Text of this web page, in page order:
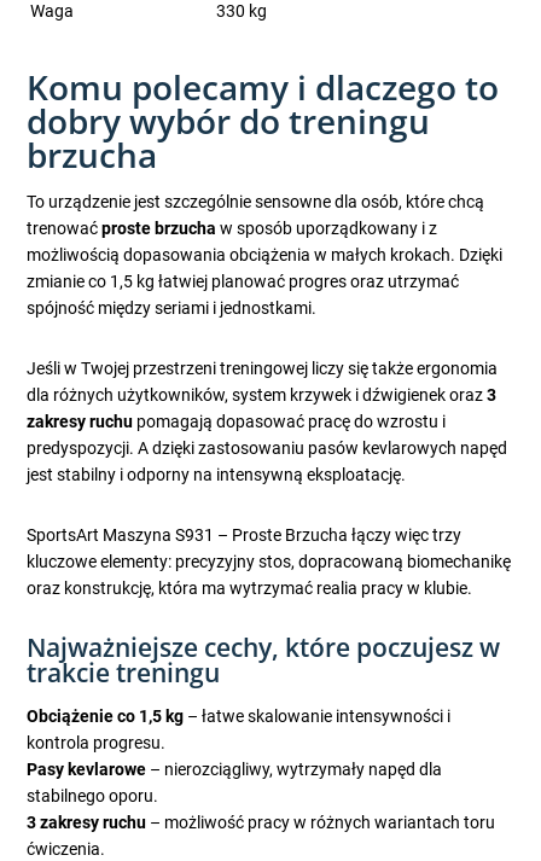
Waga 330 kg
Komu polecamy i dlaczego to
dobry wybór do treningu
brzucha
To urządzenie jest szczególnie sensowne dla osób, które chcą
trenowaćproste brzucha w sposób uporządkowany i z
możliwością dopasowania obciążenia w małych krokach. Dzięki
zmianie co 1,5 kg łatwiej planować progres oraz utrzymać
spójność między seriami i jednostkami.
Jeśli w Twojej przestrzeni treningowej liczy się także ergonomia
dla różnych użytkowników, system krzywek i dźwigienek oraz3
zakresy ruchu pomagają dopasować pracę do wzrostu i
predyspozycji. A dzięki zastosowaniu pasów kevlarowych napęd
jest stabilny i odporny na intensywną eksploatację.
SportsArt Maszyna S931 – Proste Brzucha łączy więc trzy
kluczowe elementy: precyzyjny stos, dopracowaną biomechanikę
oraz konstrukcję, która ma wytrzymać realia pracy w klubie.
Najważniejsze cechy, które poczujesz w
trakcie treningu
Obciążenie co 1,5 kg – łatwe skalowanie intensywności i
kontrola progresu.
Pasy kevlarowe – nierozciągliwy, wytrzymały napęd dla
stabilnego oporu.
3 zakresy ruchu – możliwość pracy w różnych wariantach toru
ćwiczenia.